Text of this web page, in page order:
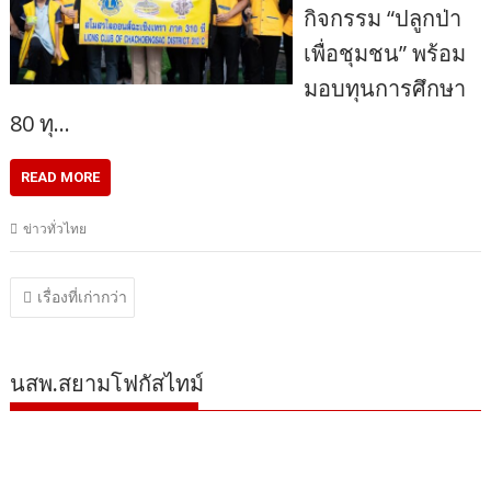
กิจกรรม “ปลูกป่า
เพื่อชุมชน” พร้อม
มอบทุนการศึกษา
80 ทุ…
READ MORE
ข่าวทั่วไทย
แนะแนว
เรื่อง
เรื่องที่เก่ากว่า
นสพ.สยามโฟกัสไทม์